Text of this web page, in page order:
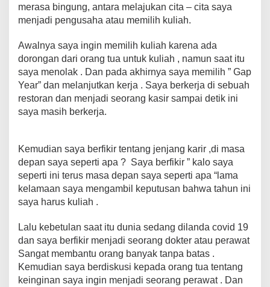
merasa bingung, antara melajukan cita – cita saya
menjadi pengusaha atau memilih kuliah.
Awalnya saya ingin memilih kuliah karena ada
dorongan dari orang tua untuk kuliah , namun saat itu
saya menolak . Dan pada akhirnya saya memilih ” Gap
Year” dan melanjutkan kerja . Saya berkerja di sebuah
restoran dan menjadi seorang kasir sampai detik ini
saya masih berkerja.
Kemudian saya berfikir tentang jenjang karir ,di masa
depan saya seperti apa ? Saya berfikir ” kalo saya
seperti ini terus masa depan saya seperti apa “lama
kelamaan saya mengambil keputusan bahwa tahun ini
saya harus kuliah .
Lalu kebetulan saat itu dunia sedang dilanda covid 19
dan saya berfikir menjadi seorang dokter atau perawat
Sangat membantu orang banyak tanpa batas .
Kemudian saya berdiskusi kepada orang tua tentang
keinginan saya ingin menjadi seorang perawat . Dan